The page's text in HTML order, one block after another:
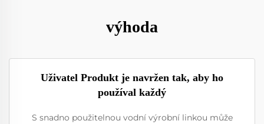
výhoda
Uživatel Produkt je navržen tak, aby ho
používal každý
S snadno použitelnou vodní výrobní linkou může